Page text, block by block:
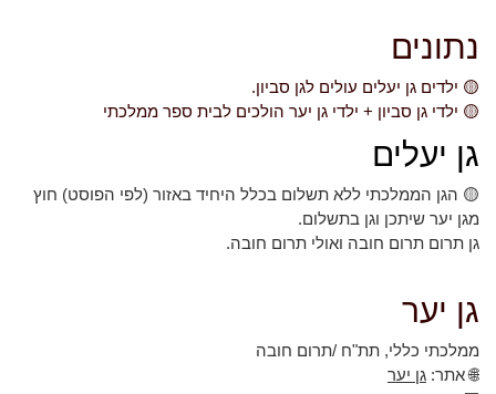
נתונים
🟡 ילדים גן יעלים עולים לגן סביון.
🟡 ילדי גן סביון + ילדי גן יער הולכים לבית ספר ממלכתי
גן יעלים
🟡 הגן הממלכתי ללא תשלום בכלל היחיד באזור (לפי הפוסט) חוץ
מגן יער שיתכן וגן בתשלום.
גן תרום תרום חובה ואולי תרום חובה.
גן יער
ממלכתי כללי, תת"ח /תרום חובה
🌐 אתר: גן יער